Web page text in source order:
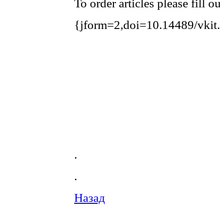
To order articles please fill
{jform=2,doi=10.14489/
.
.
Назад